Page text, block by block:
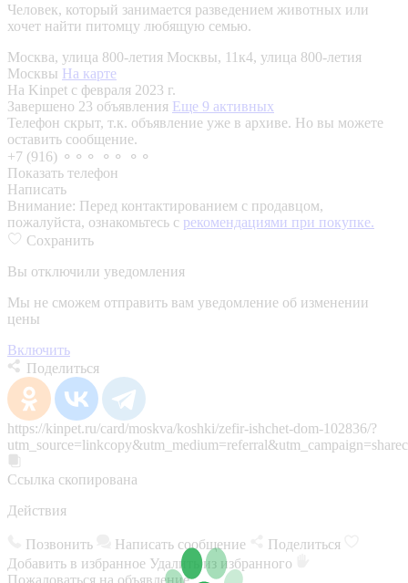
Человек, который занимается разведением животных или
хочет найти питомцу любящую семью.
Москва, улица 800-летия Москвы, 11к4, улица 800-летия
Москвы На карте
На Kinpet c февраля 2023 г.
Завершено 23 объявления Еще 9 активных
Телефон скрыт, т.к. объявление уже в архиве. Но вы можете
оставить сообщение.
+7 (916) ⚬⚬⚬ ⚬⚬ ⚬⚬
Показать телефон
Написать
Внимание: Перед контактированием с продавцом,
пожалуйста, ознакомьтесь с рекомендациями при покупке.
Сохранить
Вы отключили уведомления
Мы не сможем отправить вам уведомление об изменении
цены
Включить
Поделиться
https://kinpet.ru/card/moskva/koshki/zefir-ishchet-dom-102836/?
Ссылка скопирована
Действия
Позвонить Написать сообщение
Поделиться
Добавить в избранное Удалить из избранного
Пожаловаться на объявление